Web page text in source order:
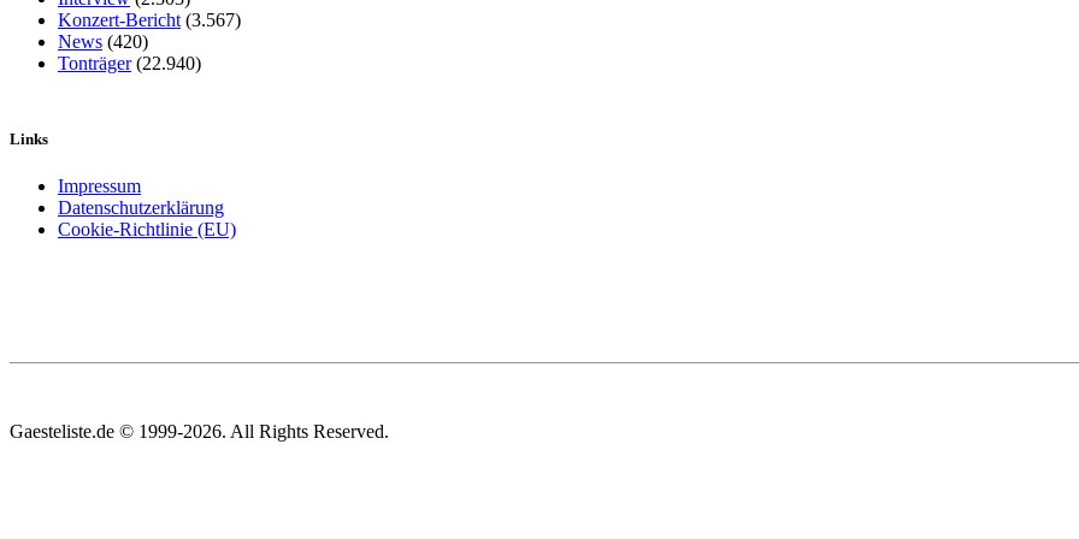
Konzert-Bericht (3.567)
News (420)
Tonträger(22.940)
Links
Impressum
Datenschutzerklärung
Cookie-Richtlinie (EU)
Gaesteliste.de © 1999-2026. All Rights Reserved.